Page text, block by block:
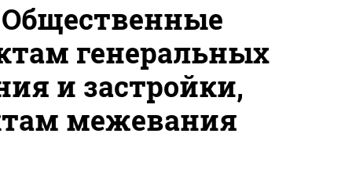
Общественные
генеральных
и застройки,
межевания